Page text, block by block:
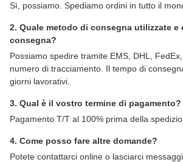
Sì, possiamo. Spediamo ordini in tutto il
2. Quale metodo di consegna utilizzate e
consegna?
Possiamo spedire tramite EMS, DHL,
numero di tracciamento. Il tempo di
giorni lavorativi.
3. Qual è il vostro termine di pagamento?
Pagamento T/T al 100% prima della
4. Come posso fare altre domande?
Potete contattarci online o lasciarci